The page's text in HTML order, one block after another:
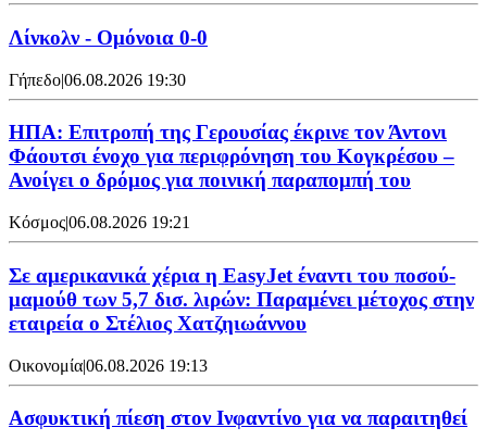
Λίνκολν - Ομόνοια 0-0
Γήπεδο|06.08.2026 19:30
ΗΠΑ: Επιτροπή της Γερουσίας έκρινε τον Άντονι
Φάουτσι ένοχο για περιφρόνηση του Κογκρέσου –
Ανοίγει ο δρόμος για ποινική παραπομπή του
Κόσμος|06.08.2026 19:21
Σε αμερικανικά χέρια η EasyJet έναντι του ποσού-
μαμούθ των 5,7 δισ. λιρών: Παραμένει μέτοχος στην
εταιρεία ο Στέλιος Χατζηιωάννου
Οικονομία|06.08.2026 19:13
Ασφυκτική πίεση στον Ινφαντίνο για να παραιτηθεί